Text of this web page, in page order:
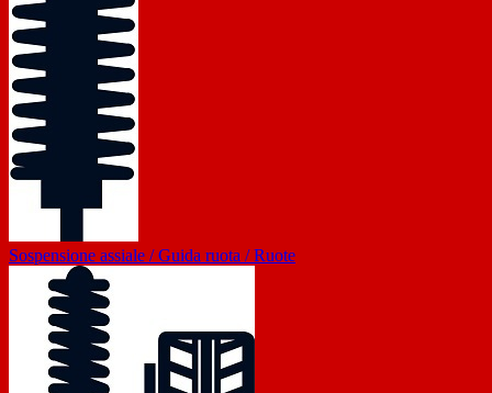
Sospensione assiale / Guida ruota / Ruote